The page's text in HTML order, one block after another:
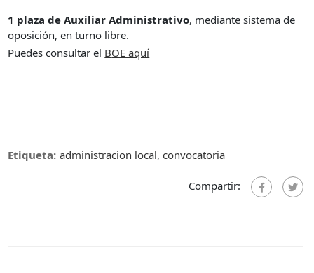
1 plaza de Auxiliar Administrativo, mediante sistema de
oposición, en turno libre.
Puedes consultar el BOE aquí
Etiqueta: administracion local,convocatoria
Compartir: